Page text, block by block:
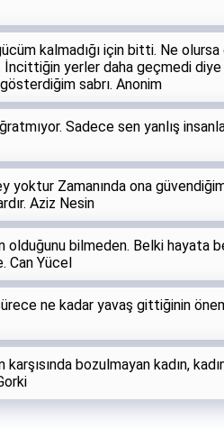
kalmadığı için bitti. Ne olursa
yerler daha geçmedi
sabrı. Anonim
Sadece sen yanlış
yoktur Zamanında ona
Aziz Nesin
olduğunu bilmeden. Belki hayata
Can Yücel
ne kadar yavaş gittiğinin
bozulmayan kadın,